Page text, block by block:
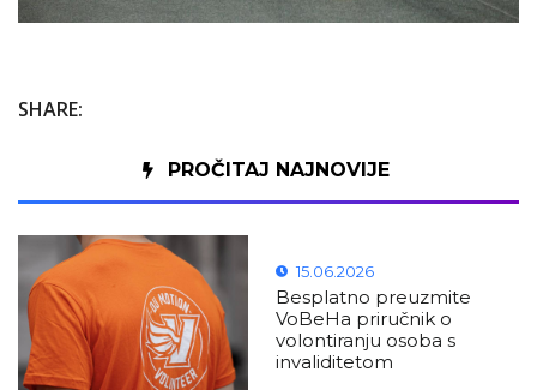
SHARE:
PROČITAJ NAJNOVIJE
15.06.2026
Besplatno preuzmite
VoBeHa priručnik o
volontiranju osoba s
invaliditetom